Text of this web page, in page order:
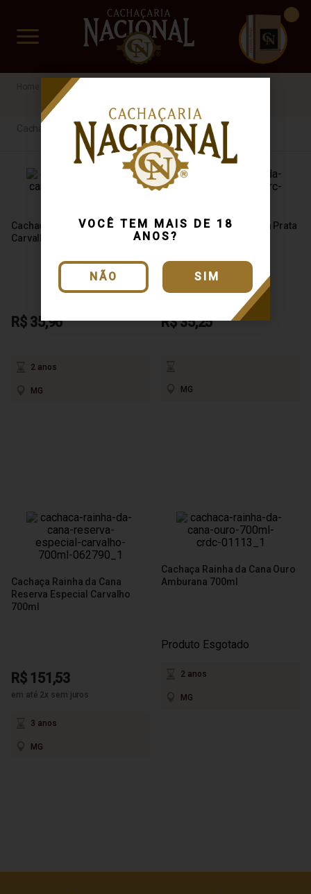
VOCÊ TEM MAIS DE 18
ANOS?
NÃO SIM
www.cachacarianacional.com.br
CUIDADO FRÁGIL
Cachaça
Cachaça Rainha da Cana Ouro
Carvalho 700ml
R$ 35,96
2 anos
MG
Cachaça Rainha da Cana Prata
700ml
R$ 35,25
MG
Cachaça Rainha da Cana
Reserva Especial Carvalho
700ml
R$ 151,53
em até 2x sem juros
3 anos
MG
Cachaça Rainha da Cana Ouro
Amburana 700ml
Produto Esgotado
2 anos
MG